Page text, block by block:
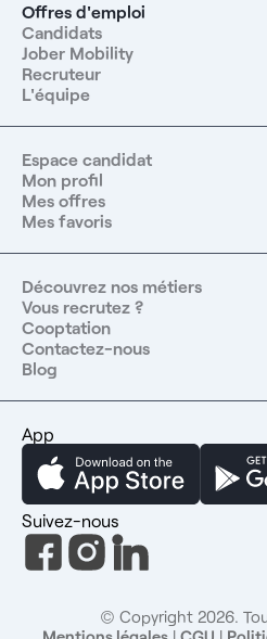
Offres d'emploi
Candidats
Jober Mobility
Recruteur
L'équipe
Espace candidat
Mon profil
Mes offres
Mes favoris
Découvrez nos métiers
Vous recrutez ?
Cooptation
Contactez-nous
Blog
App
Suivez-nous
© Copyright 2026.